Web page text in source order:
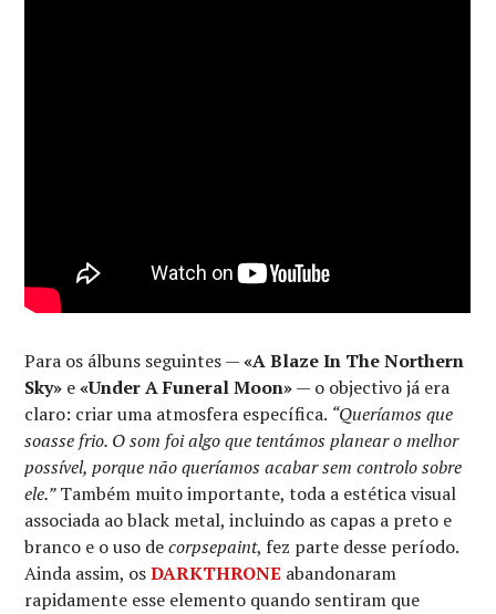
Para os álbuns seguintes —«A Blaze In The Northern
Sky» e«Under A Funeral Moon»— o objectivo já era
claro: criar uma atmosfera específica. “Queríamos que
soasse frio. O som foi algo que tentámos planear o melhor
possível, porque não queríamos acabar sem controlo sobre
ele.”Também muito importante, toda a estética visual
associada ao black metal, incluindo as capas a preto e
branco e o uso decorpsepaint, fez parte desse período.
Ainda assim, osDARKTHRONE abandonaram
rapidamente esse elemento quando sentiram que